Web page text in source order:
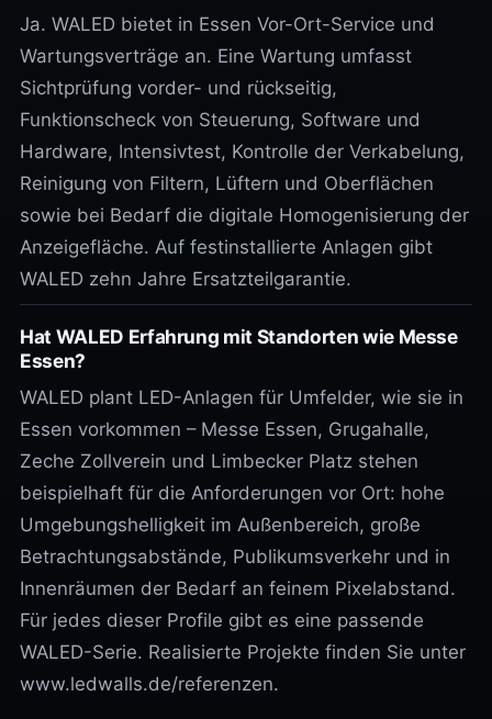
Ja. WALED bietet in Essen Vor-Ort-Service und
Wartungsverträge an. Eine Wartung umfasst
Sichtprüfung vorder- und rückseitig,
Funktionscheck von Steuerung, Software und
Hardware, Intensivtest, Kontrolle der Verkabelung,
Reinigung von Filtern, Lüftern und Oberflächen
sowie bei Bedarf die digitale Homogenisierung der
Anzeigefläche. Auf festinstallierte Anlagen gibt
WALED zehn Jahre Ersatzteilgarantie.
Hat WALED Erfahrung mit Standorten wie Messe
Essen?
WALED plant LED-Anlagen für Umfelder, wie sie in
Essen vorkommen – Messe Essen, Grugahalle,
Zeche Zollverein und Limbecker Platz stehen
beispielhaft für die Anforderungen vor Ort: hohe
Umgebungshelligkeit im Außenbereich, große
Betrachtungsabstände, Publikumsverkehr und in
Innenräumen der Bedarf an feinem Pixelabstand.
Für jedes dieser Profile gibt es eine passende
WALED-Serie. Realisierte Projekte finden Sie unter
www.ledwalls.de/referenzen.